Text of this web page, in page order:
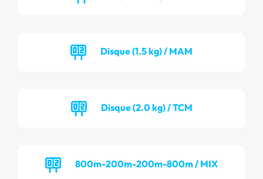
Disque (1.5 kg) / MAM
Disque (2.0 kg) / TCM
800m-200m-200m-800m / MIX